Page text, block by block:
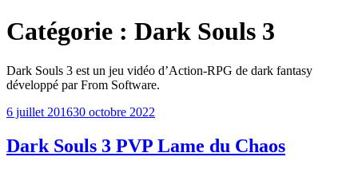
Catégorie : Dark Souls 3
Dark Souls 3 est un jeu vidéo d’Action-RPG de dark fantasy
développé par From Software.
Publié
6 juillet 201630 octobre 2022
Dark Souls 3 PVP Lame du Chaos